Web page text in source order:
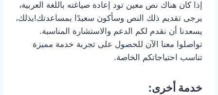
إذا كان هناك نص معين تود إعادة صياغته باللغة العربية،
يرجى تقديم ذلك النص وسأكون سعيدًا بمساعدتك!بذلك،
يسعدنا أن نقدم لكم الدعم والاستشارة المناسبة.
تواصلوا معنا الآن للحصول على تجربة خدمة مميزة
تناسب احتياجاتكم الخاصة.
خدمة أخرى: